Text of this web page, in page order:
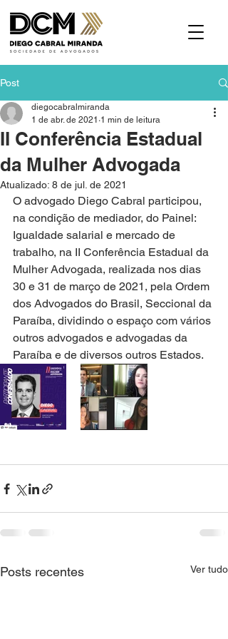
Post
II Conferência Estadual
da Mulher Advogada
diegocabralmiranda
1 de abr. de 2021 1 min de leitura
Atualizado: 8 de jul. de 2021
O advogado Diego Cabral participou,
na condição de mediador, do Painel:
Igualdade salarial e mercado de
trabalho, na II Conferência Estadual da
Mulher Advogada, realizada nos dias
30 e 31 de março de 2021, pela Ordem
dos Advogados do Brasil, Seccional da
Paraíba, dividindo o espaço com vários
outros advogados e advogadas da
Paraíba e de diversos outros Estados.
Posts recentes Ver tudo